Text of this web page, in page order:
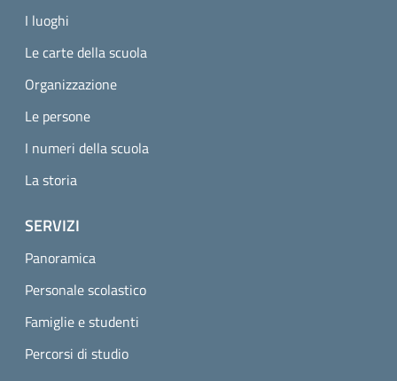
I luoghi
Le carte della scuola
Organizzazione
Le persone
I numeri della scuola
La storia
SERVIZI
Panoramica
Personale scolastico
Famiglie e studenti
Percorsi di studio